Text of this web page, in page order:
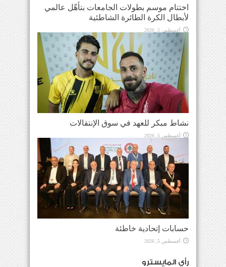
اختتام موسم بطولات الجامعات بتأهّل عالمي
لأبطال الكرة الطائرة الشاطئية
أغسطس 5, 2026
نشاط مبكر للعهد في سوق الإنتقالات
أغسطس 5, 2026
حسابات إتحادية خاطئة
أغسطس 5, 2026
رأي المايسترو